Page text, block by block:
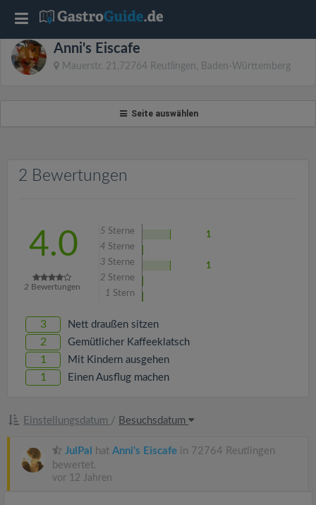
Anni's Eiscafe
Mauerstr. 21,72764 Reutlingen, Baden-Württemberg
Seite auswählen
2 Bewertungen
4.0
2 Bewertungen
5 Sterne
1
4 Sterne
3 Sterne
1
2 Sterne
1 Stern
3 Nett draußen sitzen
2 Gemütlicher Kaffeeklatsch
1 Mit Kindern ausgehen
1 Einen Ausflug machen
Einstellungsdatum / Besuchsdatum
JulPal hat Anni's Eiscafe in 72764 Reutlingen
bewertet.
vor 12 Jahren
T
o
n
a
v
i
t